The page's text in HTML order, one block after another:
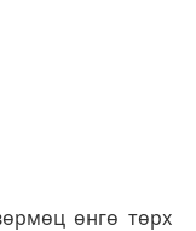
өнгө төрх